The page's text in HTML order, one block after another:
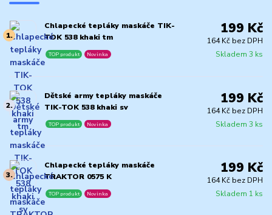
1.
Chlapecké tepláky maskáče TIK-
TOK 538 khaki tm
Skladem 3 ks
TOP produkt Novinka
199 Kč
164 Kč bez DPH
2.
Dětské army tepláky maskáče
TIK-TOK 538 khaki sv
Skladem 3 ks
TOP produkt Novinka
199 Kč
164 Kč bez DPH
3.
Chlapecké tepláky maskáče
TRAKTOR 0575 K
Skladem 1 ks
TOP produkt Novinka
199 Kč
164 Kč bez DPH